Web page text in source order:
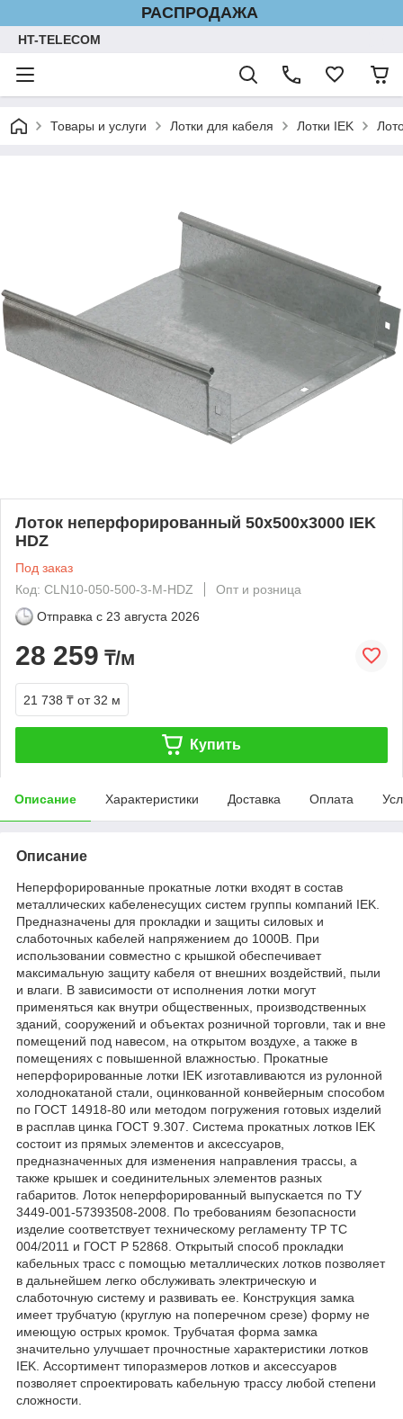
РАСПРОДАЖА
HT-TELECOM
Товары и услуги Лотки для кабеля Лотки IEK
Лоток неперфорированный 50х500х3000 IEK
HDZ
Под заказ
Код: CLN10-050-500-3-M-HDZ
Опт и розница
Отправка с 23 августа 2026
28 259 ₸/м
21 738 ₸ от 32 м
Купить
Описание Характеристики Доставка Оплата
Описание
Неперфорированные прокатные лотки входят в состав
металлических кабеленесущих систем группы компаний IEK.
Предназначены для прокладки и защиты силовых и
слаботочных кабелей напряжением до 1000В. При
использовании совместно с крышкой обеспечивает
максимальную защиту кабеля от внешних воздействий, пыли
и влаги. В зависимости от исполнения лотки могут
применяться как внутри общественных, производственных
зданий, сооружений и объектах розничной торговли, так и вне
помещений под навесом, на открытом воздухе, а также в
помещениях с повышенной влажностью. Прокатные
неперфорированные лотки IEK изготавливаются из рулонной
холоднокатаной стали, оцинкованной конвейерным способом
по ГОСТ 14918-80 или методом погружения готовых изделий
в расплав цинка ГОСТ 9.307. Система прокатных лотков IEK
состоит из прямых элементов и аксессуаров,
предназначенных для изменения направления трассы, а
также крышек и соединительных элементов разных
габаритов. Лоток неперфорированный выпускается по ТУ
3449-001-57393508-2008. По требованиям безопасности
изделие соответствует техническому регламенту ТР ТС
004/2011 и ГОСТ Р 52868. Открытый способ прокладки
кабельных трасс с помощью металлических лотков позволяет
в дальнейшем легко обслуживать электрическую и
слаботочную систему и развивать ее. Конструкция замка
имеет трубчатую (круглую на поперечном срезе) форму не
имеющую острых кромок. Трубчатая форма замка
значительно улучшает прочностные характеристики лотков
IEK. Ассортимент типоразмеров лотков и аксессуаров
позволяет спроектировать кабельную трассу любой степени
сложности.